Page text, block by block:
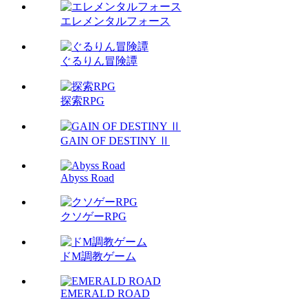
エレメンタルフォース
ぐるりん冒険譚
探索RPG
GAIN OF DESTINY Ⅱ
Abyss Road
クソゲーRPG
ドM調教ゲーム
EMERALD ROAD